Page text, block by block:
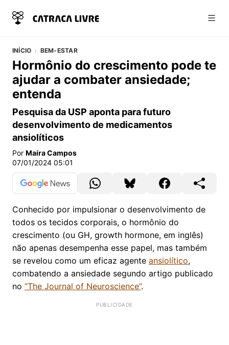
INÍCIO BEM-ESTAR
Hormônio do crescimento pode te
ajudar a combater ansiedade;
entenda
Pesquisa da USP aponta para futuro
desenvolvimento de medicamentos
ansiolíticos
Por Maíra Campos
07/01/2024 05:01
Conhecido por impulsionar o desenvolvimento de
todos os tecidos corporais, o hormônio do
crescimento (ou GH, growth hormone, em inglês)
não apenas desempenha esse papel, mas também
se revelou como um eficaz agente ansiolítico,
combatendo a ansiedade segundo artigo publicado
no “The Journal of Neuroscience”.